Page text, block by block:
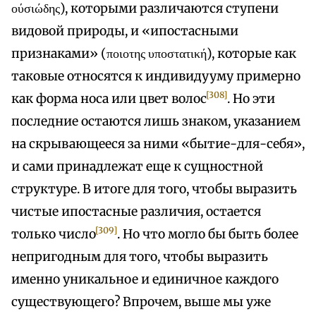
ούσιώδης), которыми различаются ступени
видовой природы, и «ипостасными
признаками» (ποιοτης υποστατική), которые как
таковые относятся к индивидууму примерно
как форма носа или цвет волос[308]. Но эти
последние остаются лишь знаком, указанием
на скрывающееся за ними «бытие-для-себя»,
и сами принадлежат еще к сущностной
структуре. В итоге для того, чтобы выразить
чистые ипостасные различия, остается
только число[309]. Но что могло бы быть более
непригодным для того, чтобы выразить
именно уникальное и единичное каждого
существующего? Впрочем, выше мы уже